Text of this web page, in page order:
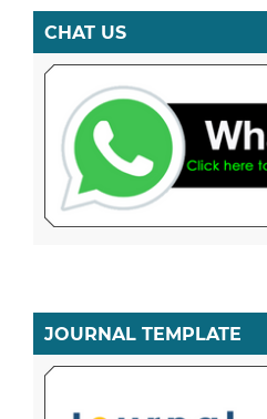
CHAT US
JOURNAL TEMPLATE